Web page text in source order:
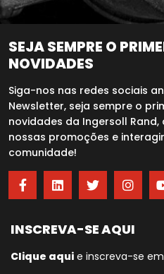
SEJA SEMPRE O
NOVIDADES
Siga-nos nas redes sociais
Newsletter, seja sempre o
novidades da Ingersoll
nossas promoções e
comunidade!
INSCREVA-SE AQUI
Clique aqui e inscreva-se